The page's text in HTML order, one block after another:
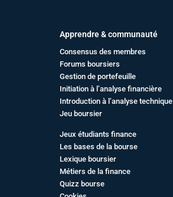
Apprendre & communauté
Consensus des membres
Forums boursiers
Gestion de portefeuille
Initiation à l’analyse financière
Introduction à l’analyse technique
Jeu boursier
Jeux étudiants finance
Les bases de la bourse
Lexique boursier
Métiers de la finance
Quizz bourse